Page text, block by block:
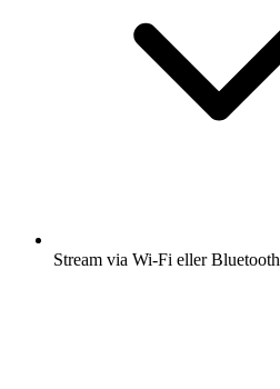
Stream via Wi-Fi eller Bluetooth